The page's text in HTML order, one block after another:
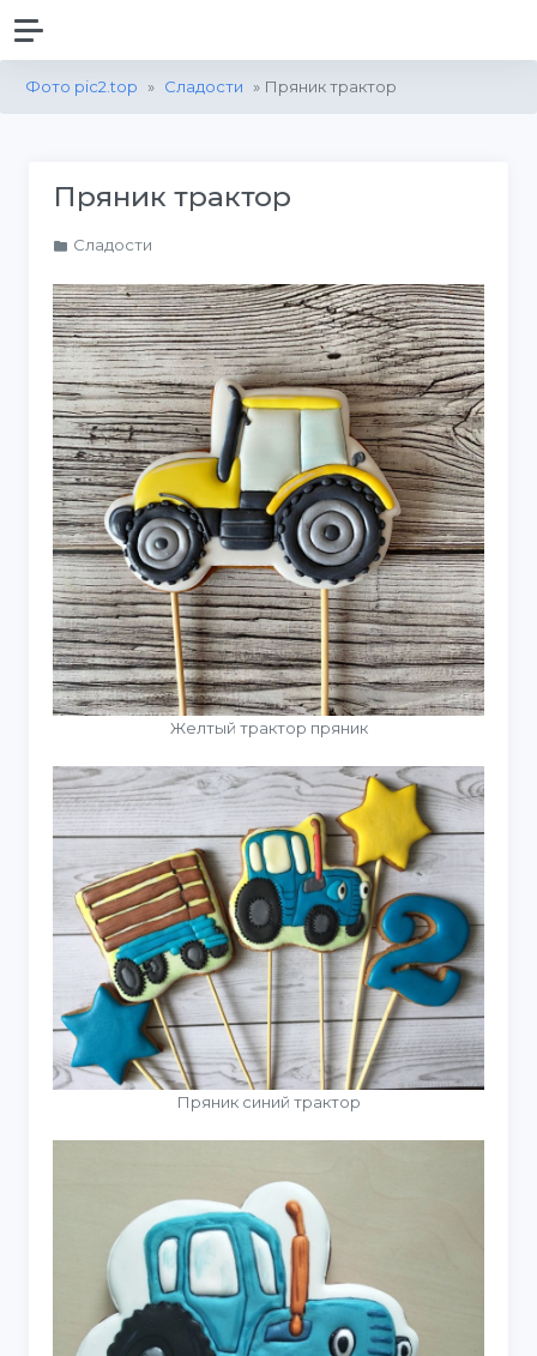
Фото pic2.top » Сладости » Пряник трактор
Пряник трактор
Сладости
Желтый трактор пряник
Пряник синий трактор